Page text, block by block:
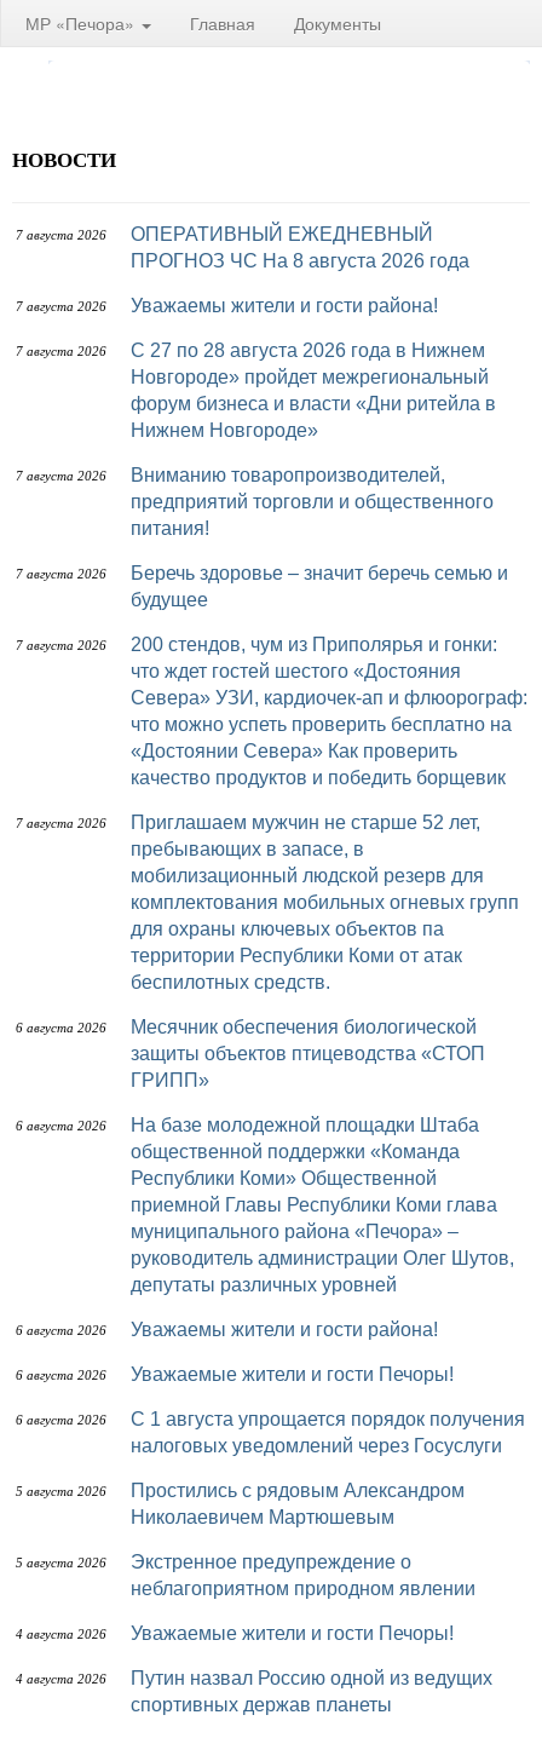
МР «Печора» Главная Документы
НОВОСТИ
7 августа 2026
ОПЕРАТИВНЫЙ ЕЖЕДНЕВНЫЙ
ПРОГНОЗ ЧС На 8 августа 2026 года
7 августа 2026 Уважаемы жители и гости района!
7 августа 2026
с 27 по 28 августа 2026 года в Нижнем
Новгороде» пройдет межрегиональный
форум бизнеса и власти «Дни ритейла в
Нижнем Новгороде»
7 августа 2026
Вниманию товаропроизводителей,
предприятий торговли и общественного
питания!
7 августа 2026
Беречь здоровье – значит беречь семью и
будущее
7 августа 2026
200 стендов, чум из Приполярья и гонки:
что ждет гостей шестого «Достояния
Севера» УЗИ, кардиочек-ап и флюорограф:
что можно успеть проверить бесплатно на
«Достоянии Севера» Как проверить
качество продуктов и победить борщевик
7 августа 2026
Приглашаем мужчин не старше 52 лет,
пребывающих в запасе, в
мобилизационный людской резерв для
комплектования мобильных огневых групп
для охраны ключевых объектов па
территории Республики Коми от атак
беспилотных средств.
6 августа 2026
Месячник обеспечения биологической
защиты объектов птицеводства «СТОП
ГРИПП»
6 августа 2026
На базе молодежной площадки Штаба
общественной поддержки «Команда
Республики Коми» Общественной
приемной Главы Республики Коми глава
муниципального района «Печора» –
руководитель администрации Олег Шутов,
депутаты различных уровней
6 августа 2026 Уважаемы жители и гости района!
6 августа 2026 Уважаемые жители и гости Печоры!
6 августа 2026
С 1 августа упрощается порядок получения
налоговых уведомлений через Госуслуги
5 августа 2026
Простились с рядовым Александром
Николаевичем Мартюшевым
5 августа 2026
Экстренное предупреждение о
неблагоприятном природном явлении
4 августа 2026 Уважаемые жители и гости Печоры!
4 августа 2026
Путин назвал Россию одной из ведущих
спортивных держав планеты